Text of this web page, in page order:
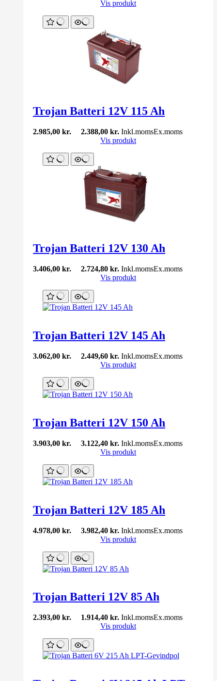
Vis produkt
Trojan Batteri 12V 115 Ah
2.985,00 kr. 2.388,00 kr. Inkl.momsEx.moms
Vis produkt
Trojan Batteri 12V 130 Ah
3.406,00 kr. 2.724,80 kr. Inkl.momsEx.moms
Vis produkt
Trojan Batteri 12V 145 Ah
3.062,00 kr. 2.449,60 kr. Inkl.momsEx.moms
Vis produkt
Trojan Batteri 12V 150 Ah
3.903,00 kr. 3.122,40 kr. Inkl.momsEx.moms
Vis produkt
Trojan Batteri 12V 185 Ah
4.978,00 kr. 3.982,40 kr. Inkl.momsEx.moms
Vis produkt
Trojan Batteri 12V 85 Ah
2.393,00 kr. 1.914,40 kr. Inkl.momsEx.moms
Vis produkt